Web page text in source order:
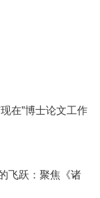
在”博士论文工作
飞跃：聚焦《诸